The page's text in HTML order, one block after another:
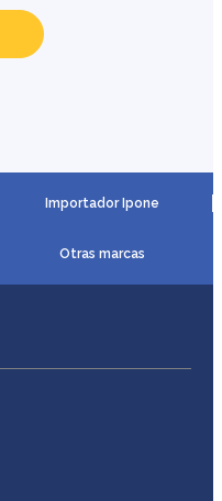
Importador Ipone
Otras marcas